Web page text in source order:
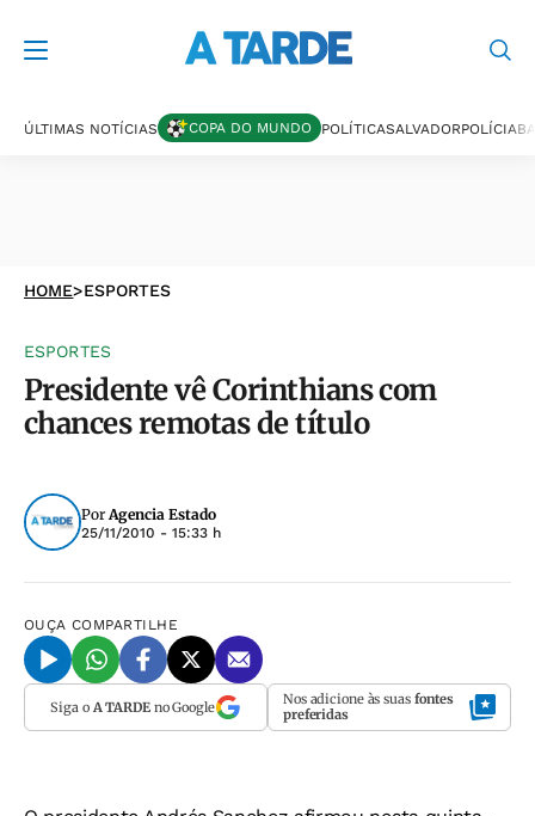
ÚLTIMAS NOTÍCIAS COPA DO MUNDO POLÍTICASALVADORPOLÍCIA
HOME>ESPORTES
ESPORTES
Presidente vê Corinthians com
chances remotas de título
PorAgencia Estado
25/11/2010 - 15:33 h
OUÇA COMPARTILHE
Siga o A TARDEno Google Nos adicione às suas fontes
preferidas